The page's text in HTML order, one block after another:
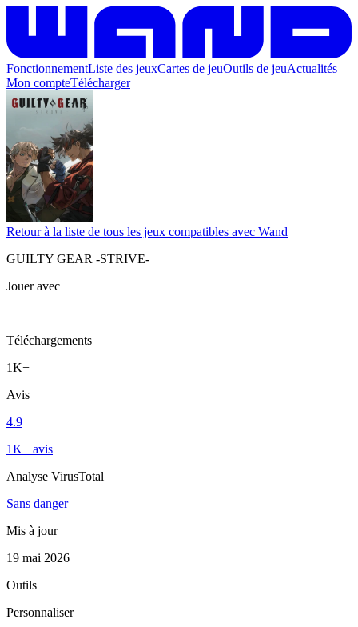
FonctionnementListe des jeuxCartes de jeuOutils de jeuActualités
Mon compteTélécharger
Retour à la liste de tous les jeux compatibles avec Wand
GUILTY GEAR -STRIVE-
Jouer avec
Téléchargements
1K+
Avis
4.9
1K+ avis
Analyse VirusTotal
Sans danger
Mis à jour
19 mai 2026
Outils
Personnaliser